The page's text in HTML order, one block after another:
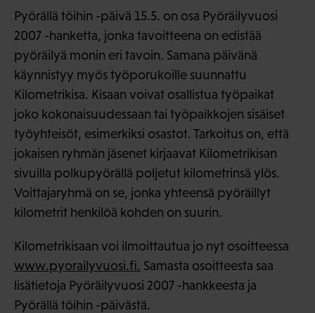
Pyörällä töihin -päivä 15.5. on osa Pyöräilyvuosi
2007 -hanketta, jonka tavoitteena on edistää
pyöräilyä monin eri tavoin. Samana päivänä
käynnistyy myös työporukoille suunnattu
Kilometrikisa. Kisaan voivat osallistua työpaikat
joko kokonaisuudessaan tai työpaikkojen sisäiset
työyhteisöt, esimerkiksi osastot. Tarkoitus on, että
jokaisen ryhmän jäsenet kirjaavat Kilometrikisan
sivuilla polkupyörällä poljetut kilometrinsä ylös.
Voittajaryhmä on se, jonka yhteensä pyöräillyt
kilometrit henkilöä kohden on suurin.
Kilometrikisaan voi ilmoittautua jo nyt osoitteessa
www.pyorailyvuosi.fi. Samasta osoitteesta saa
lisätietoja Pyöräilyvuosi 2007 -hankkeesta ja
Pyörällä töihin -päivästä.